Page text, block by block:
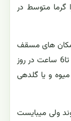
گرما متوسط در
مکان های مسقف
گسترش یافته اما نیاز به نور خورشید بین 3 تا6 ساعت در روز
و یا گلدهی
ولی میبایست